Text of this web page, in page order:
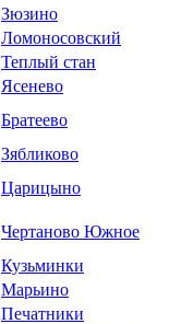
Зюзино
Ломоносовский
Теплый стан
Ясенево
Братеево
Зябликово
Царицыно
Чертаново Южное
Кузьминки
Марьино
Печатники